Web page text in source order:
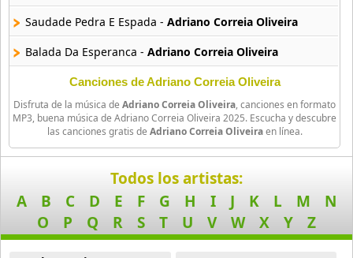
Asa De Aguia
28 músicas online
Astrud Gilberto
38 músicas online
Avioes De Foro
10 músicas online
Axe Bahia
103 músicas online
Saudade Pedra E Espada - Adriano Correia Oliveira
Balada Da Esperanca - Adriano Correia Oliveira
Cancao Dos Fornos -Adriano Correia Oliveira
Cancao Pra O Meu Amor Nao Se Perder -Adriano Correia
Cancao Tao Simples -
Capa Negra Rosa Negra - Adriano Correia Oliveira
Prece -
Adriano Correia Oliveira
Balada Dos Sinos -Adriano Correia Oliveira
Canciones de Adriano Correia Oliveira
Disfruta de la música de Adriano Correia Oliveira, canciones en formato
MP3, buena música de Adriano Correia Oliveira 2025. Escucha y descubre
las canciones gratis de Adriano Correia Oliveiraen línea.
Todos los artistas:
A
B C D E F G H I J K L M
N
O
P Q R S T U V W X Y Z